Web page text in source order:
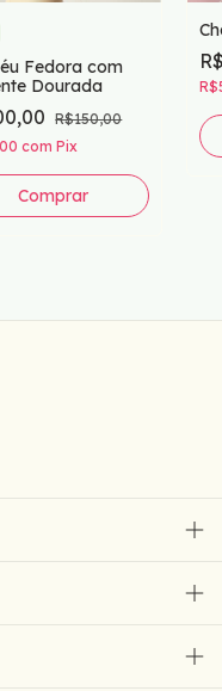
Fedora com
Dourada
R$150,00
com Pix
Comprar